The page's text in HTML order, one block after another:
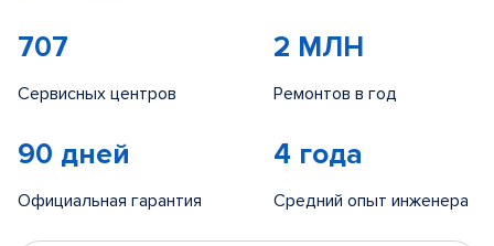
707
Сервисных центров
2 МЛН
Ремонтов в год
90 дней
Официальная гарантия
4 года
Средний опыт инженера